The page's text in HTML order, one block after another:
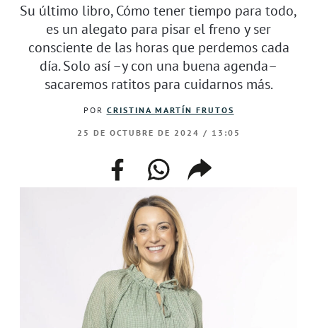
Su último libro, Cómo tener tiempo para todo,
es un alegato para pisar el freno y ser
consciente de las horas que perdemos cada
día. Solo así –y con una buena agenda–
sacaremos ratitos para cuidarnos más.
POR CRISTINA MARTÍN FRUTOS
25 DE OCTUBRE DE 2024 / 13:05
facebookwhatsappcompartir
enlace